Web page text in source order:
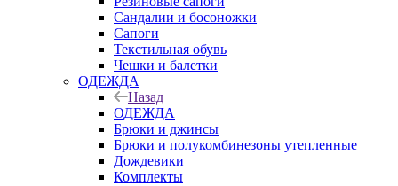
Сандалии и босоножки
Сапоги
Текстильная обувь
Чешки и балетки
ОДЕЖДА
Назад
ОДЕЖДА
Брюки и джинсы
Брюки и полукомбинезоны утепленные
Дождевики
Комплекты